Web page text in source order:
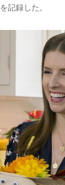
記録した。